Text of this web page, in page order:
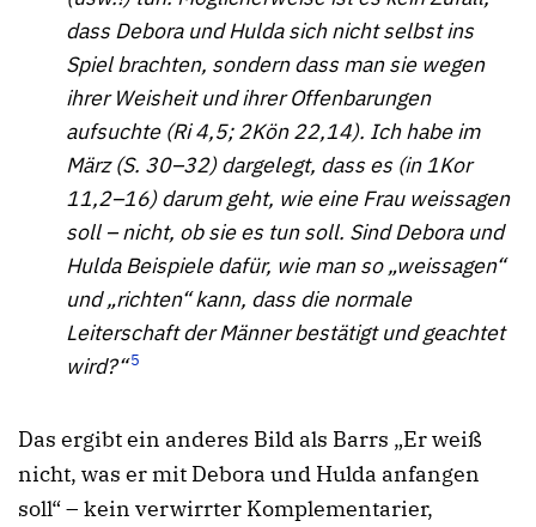
dass Debora und Hulda sich nicht selbst ins
Spiel brachten, sondern dass man sie wegen
ihrer Weisheit und ihrer Offenbarungen
aufsuchte (Ri 4,5; 2Kön 22,14). Ich habe im
März (S. 30–32) dargelegt, dass es (in 1Kor
11,2–16) darum geht, wie eine Frau weissagen
soll – nicht, ob sie es tun soll. Sind Debora und
Hulda Beispiele dafür, wie man so „weissagen“
und „richten“ kann, dass die normale
Leiterschaft der Männer bestätigt und geachtet
wird?“ 5
Das ergibt ein anderes Bild als Barrs „Er weiß
nicht, was er mit Debora und Hulda anfangen
soll“ – kein verwirrter Komplementarier,